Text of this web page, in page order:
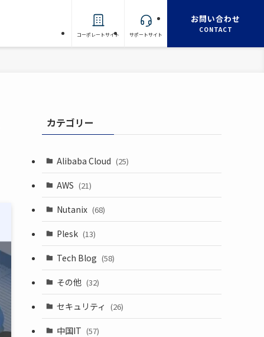
コーポレートサイト サポートサイト
お問い合わせ
CONTACT
カテゴリー
Alibaba Cloud (25)
AWS (21)
Nutanix (68)
Plesk (13)
Tech Blog (58)
その他 (32)
セキュリティ (26)
中国IT (57)